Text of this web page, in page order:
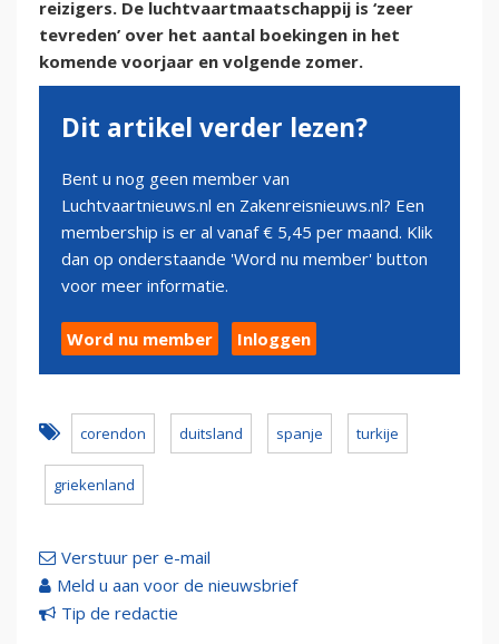
reizigers. De luchtvaartmaatschappij is ‘zeer
tevreden’ over het aantal boekingen in het
komende voorjaar en volgende zomer.
Dit artikel verder lezen?
Bent u nog geen member van
Luchtvaartnieuws.nl en Zakenreisnieuws.nl? Een
membership is er al vanaf € 5,45 per maand. Klik
dan op onderstaande 'Word nu member' button
voor meer informatie.
Word nu member Inloggen
corendon duitsland spanje turkije
griekenland
Verstuur per e-mail
Meld u aan voor de nieuwsbrief
Tip de redactie